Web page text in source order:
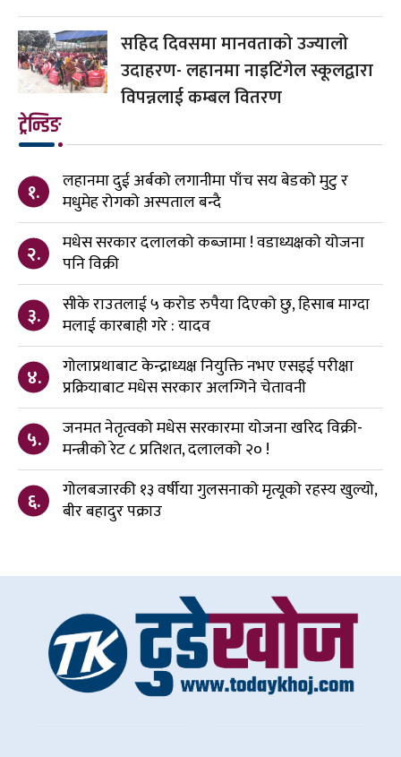
सहिद दिवसमा मानवताको उज्यालो
उदाहरण- लहानमा नाइटिंगेल स्कूलद्वारा
विपन्नलाई कम्बल वितरण
ट्रेन्डिङ
१.
लहानमा दुई अर्बको लगानीमा पाँच सय बेडको मुटु र
मधुमेह रोगको अस्पताल बन्दै
२.
मधेस सरकार दलालको कब्जामा ! वडाध्यक्षको योजना
पनि विक्री
३.
सीके राउतलाई ५ करोड रुपैया दिएको छु, हिसाब माग्दा
मलाई कारबाही गरे : यादव
४.
गोलाप्रथाबाट केन्द्राध्यक्ष नियुक्ति नभए एसइई परीक्षा
प्रक्रियाबाट मधेस सरकार अलग्गिने चेतावनी
५.
जनमत नेतृत्वको मधेस सरकारमा योजना खरिद विक्री-
मन्त्रीको रेट ८ प्रतिशत, दलालको २० !
६.
गोलबजारकी १३ वर्षीया गुलसनाको मृत्यूको रहस्य खुल्यो,
बीर बहादुर पक्राउ